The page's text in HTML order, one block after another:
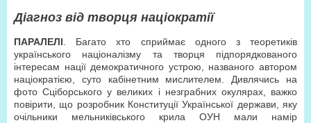
Діагноз від творця націократії
ПАРАЛЕЛІ . Багато хто сприймає одного з теоретиків
українського націоналізму та творця підпорядкованого
інтересам нації демократичного устрою, названого автором
націократією, суто кабінетним мислителем. Дивлячись на
фото Сціборського у великих і незграбних окулярах, важко
повірити, що розробник Конституції Української держави, яку
очільники мельниківського крила ОУН мали намір